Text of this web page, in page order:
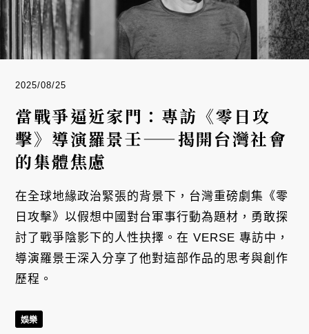
2025/08/25
當戰爭逼近家門：專訪《零日攻
擊》導演羅景壬——揭開台灣社會
的集體焦慮
在全球地緣政治緊張的背景下，台灣重磅劇集《零
日攻擊》以假想中國對台軍事行動為題材，勇敢探
討了戰爭陰影下的人性抉擇。在 VERSE 專訪中，
導演羅景壬深入分享了他對這部作品的思考與創作
歷程。
娛樂